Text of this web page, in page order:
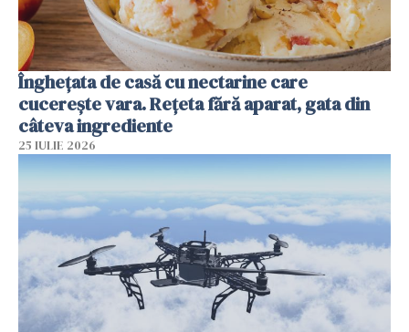
Înghețata de casă cu nectarine care
cucerește vara. Rețeta fără aparat, gata din
câteva ingrediente
25 IULIE 2026